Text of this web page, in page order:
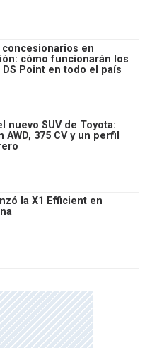
concesionarios en
cómo funcionarán los
DS Point en todo el país
nuevo SUV de Toyota:
AWD, 375 CV y un perfil
la X1 Efficient en